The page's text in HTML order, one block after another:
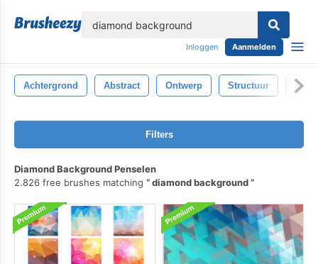
Inloggen Aanmelden
Achtergrond Abstract Ontwerp Structuur Kleur
Filters
Diamond Background Penselen
2.826 free brushes matching
diamond background